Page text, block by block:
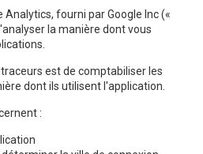
Analytics, fourni par Google Inc («
la manière dont vous
est de comptabiliser les
dont ils utilisent l'application.
: